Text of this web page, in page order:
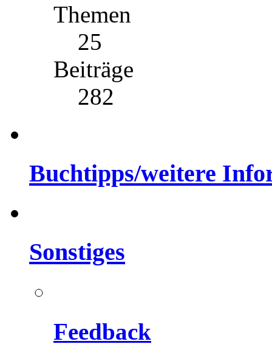
Themen
25
Beiträge
282
Buchtipps/weitere
Sonstiges
Feedback